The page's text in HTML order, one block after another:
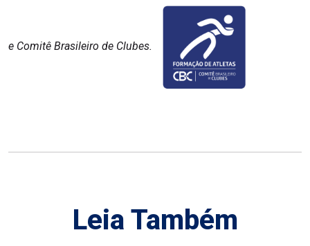
e Comitê Brasileiro de Clubes.
Leia Também